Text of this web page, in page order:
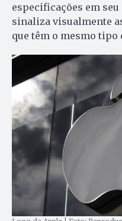
especificações em
sinaliza visualmente
que têm o mesmo tipo